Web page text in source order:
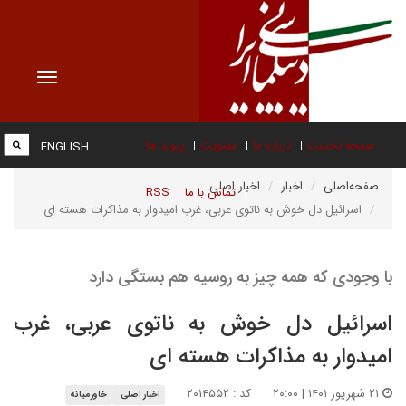
Toggle
صفحه نخست درباره ما عضویت پیوند ها
تماس با ما RSS
ENGLISH
صفحه‌اصلی اخبار
اخبار اصلی
اسرائیل دل خوش به ناتوی عربی، غرب امیدوار به مذاکرات هسته ای
با وجودی که همه چیز به روسیه هم بستگی دارد
اسرائیل دل خوش به ناتوی عربی، غرب
امیدوار به مذاکرات هسته ای
کد : ۲۰۱۴۵۵۲ اخبار اصلی خاورمیانه